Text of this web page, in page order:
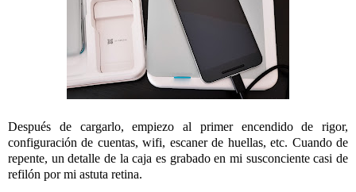
Después de cargarlo, empiezo al primer encendido de rigor,
configuración de cuentas, wifi, escaner de huellas, etc. Cuando de
repente, un detalle de la caja es grabado en mi susconciente casi de
refilón por mi astuta retina.